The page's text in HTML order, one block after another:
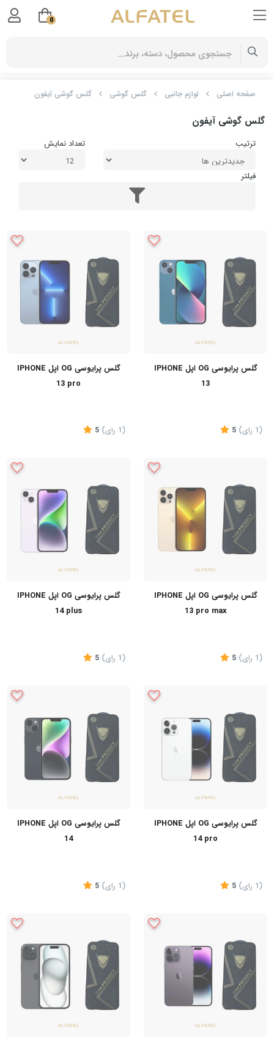
صفحه اصلی لوازم جانبی گلس گوشی گلس گوشی آیفون
گلس گوشی آیفون
ترتیب تعداد نمایش
فیلتر
گلس پرایوسی OG اپل IPHONE
13
(1 رای)
5
گلس پرایوسی OG اپل IPHONE
13 pro
(1 رای)
5
گلس پرایوسی OG اپل IPHONE
13 pro max
(1 رای)
5
گلس پرایوسی OG اپل IPHONE
14 plus
(1 رای)
5
گلس پرایوسی OG اپل IPHONE
14 pro
(1 رای)
5
گلس پرایوسی OG اپل IPHONE
14
(1 رای)
5
0